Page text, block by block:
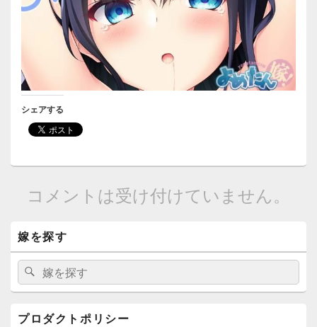
シェアする
コメントは受け付けていません。
イ
ン
サ
ド
ー
嫁を探す
検
索:
検
索
プロダクトポリシー